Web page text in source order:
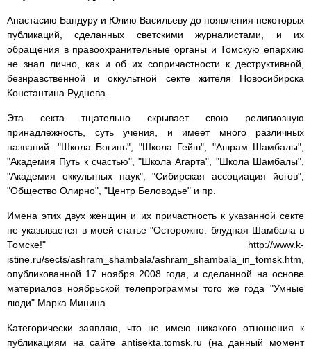
Анастасию Бандуру и Юлию Васильеву до появления некоторых
публикаций, сделанных светскими журналистами, и их
обращения в правоохранительные органы и Томскую епархию
не знал лично, как и об их сопричастности к деструктивной,
безнравственной и оккультной секте жителя Новосибирска
Константина Руднева.
Эта секта тщательно скрывает свою религиозную
принадлежность, суть учения, и имеет много различных
названий: "Школа Богинь", "Школа Гейш", "Ашрам Шамбалы",
"Академия Путь к счастью", "Школа Агарта", "Школа Шамбалы",
"Академия оккультных наук", "Сибирская ассоциация йогов",
"Общество Олирно", "Центр Беловодье" и пр.
Имена этих двух женщин и их причастность к указанной секте
не указывается в моей статье "Осторожно: блудная Шамбала в
Томске!" http://www.k-
istine.ru/sects/ashram_shambala/ashram_shambala_in_tomsk.htm,
опубликованной 17 ноября 2008 года, и сделанной на основе
материалов ноябрьской телепрограммы того же года "Умные
люди" Марка Минина.
Категорически заявляю, что не имею никакого отношения к
публикациям на сайте antisekta.tomsk.ru (на данный момент